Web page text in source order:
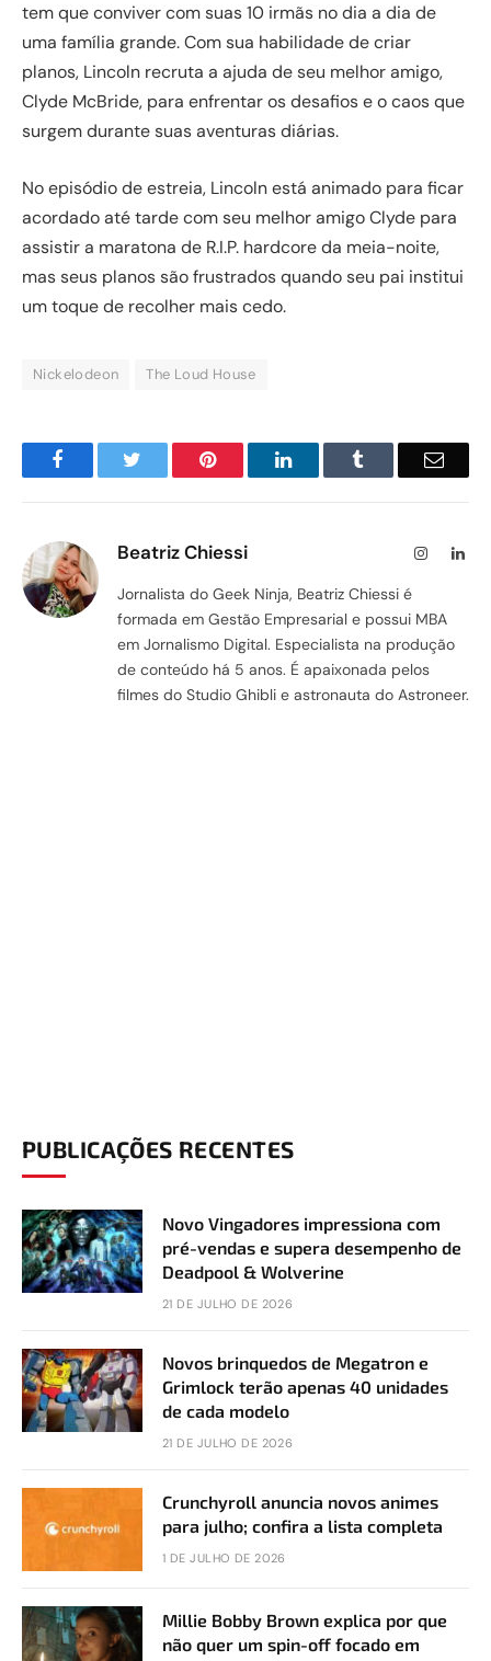
tem que conviver com suas 10 irmãs no dia a dia de
uma família grande. Com sua habilidade de criar
planos, Lincoln recruta a ajuda de seu melhor amigo,
Clyde McBride, para enfrentar os desafios e o caos que
surgem durante suas aventuras diárias.
No episódio de estreia, Lincoln está animado para ficar
acordado até tarde com seu melhor amigo Clyde para
assistir a maratona de R.I.P. hardcore da meia-noite,
mas seus planos são frustrados quando seu pai institui
um toque de recolher mais cedo.
Nickelodeon The Loud House
Facebook Pinterest LinkedIn Email
Beatriz Chiessi Instagram
Jornalista do Geek Ninja, Beatriz Chiessi é
formada em Gestão Empresarial e possui MBA
em Jornalismo Digital. Especialista na produção
de conteúdo há 5 anos. É apaixonada pelos
filmes do Studio Ghibli e astronauta do Astroneer.
PUBLICAÇÕES RECENTES
Novo Vingadores impressiona com
pré-vendas e supera desempenho de
Deadpool & Wolverine
21 DE JULHO DE 2026
Novos brinquedos de Megatron e
Grimlock terão apenas 40 unidades
de cada modelo
21 DE JULHO DE 2026
Crunchyroll anuncia novos animes
para julho; confira a lista completa
1 DE JULHO DE 2026
Millie Bobby Brown explica por que
não quer um spin-off focado em